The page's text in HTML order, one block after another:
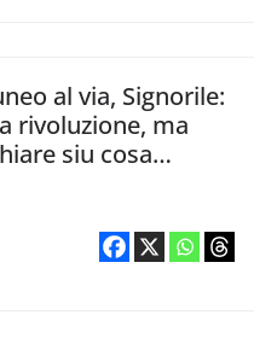
al via, Signorile:
rivoluzione, ma
siu cosa